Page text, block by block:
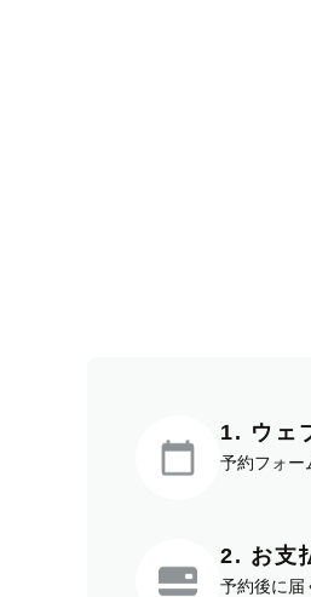
1. ウェ
予約フォー
2. お支
予約後に届